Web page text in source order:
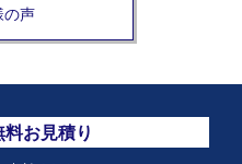
の声
お見積り